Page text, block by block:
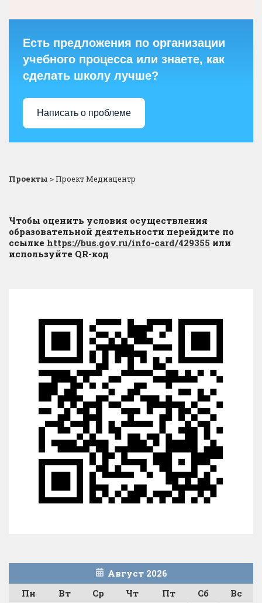
Есть предложения по организации
учебного процесса или знаете, как
сделать школу лучше?
Написать о проблеме
Проекты >Проект Медиацентр
Чтобы оценить условия осуществления
образовательной деятельности перейдите по
ссылке https://bus.gov.ru/info-card/429355 или
используйте QR-код
Август 2026
Пн
Вт Ср Чт Пт Сб Вс